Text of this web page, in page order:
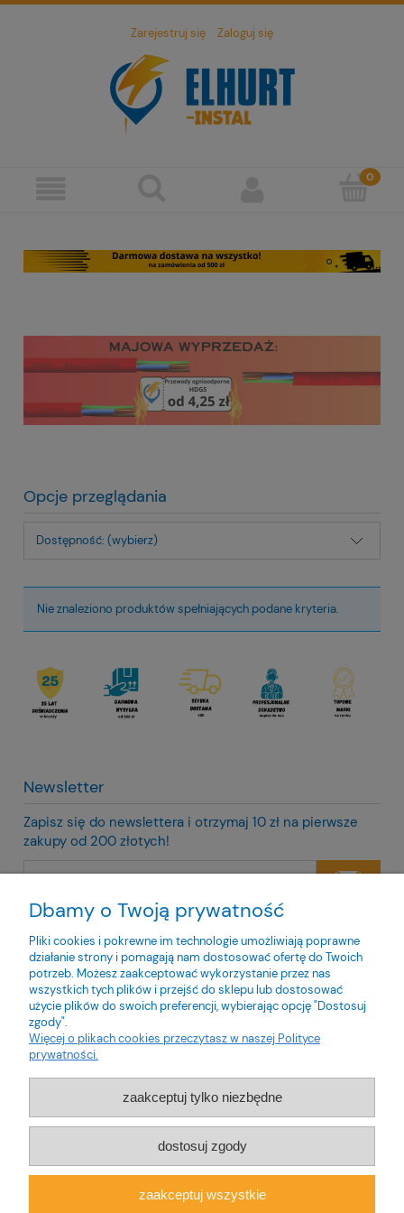
Zarejestruj się Zaloguj się
Opcje przeglądania
Dostępność: (wybierz)
Nie znaleziono produktów spełniających podane kryteria.
Newsletter
Zapisz się do newslettera i otrzymaj 10 zł na pierwsze
zakupy od 200 złotych!
Twoje dane będą przetwarzane zgodnie z nasząpolityką
prywatności
Pomoc
Moje konto
Dbamy o Twoją prywatność
Pliki cookies i pokrewne im technologie umożliwiają poprawne
działanie strony i pomagają nam dostosować ofertę do Twoich
potrzeb. Możesz zaakceptować wykorzystanie przez nas
wszystkich tych plików i przejść do sklepu lub dostosować
użycie plików do swoich preferencji, wybierając opcję "Dostosuj
zgody".
Więcej o plikach cookies przeczytasz w naszej Polityce
prywatności.
zaakceptuj tylko niezbędne
dostosuj zgody
zaakceptuj wszystkie